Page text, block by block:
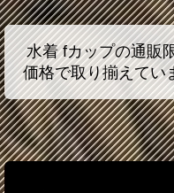
水着 fカップの通販
価格で取り揃えてい